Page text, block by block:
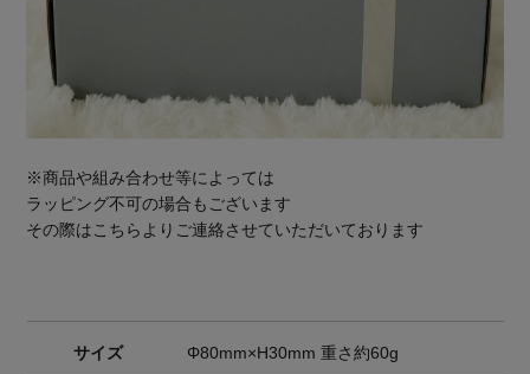
※商品や組み合わせ等によっては
ラッピング不可の場合もございます
その際はこちらよりご連絡させていただいております
サイズ Φ80mm×H30mm 重さ約60g